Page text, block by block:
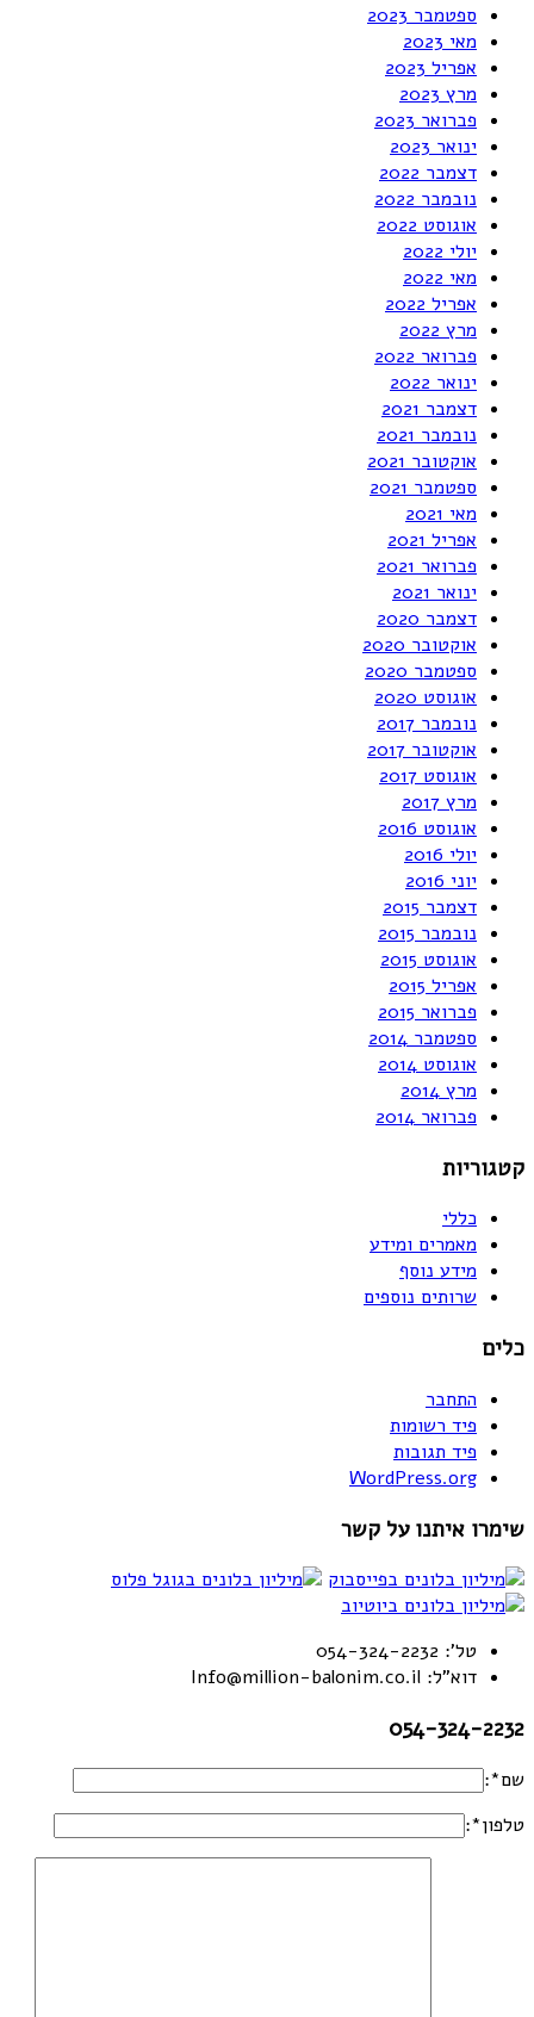
ספטמבר 2023
מאי 2023
אפריל 2023
מרץ 2023
פברואר 2023
ינואר 2023
דצמבר 2022
נובמבר 2022
אוגוסט 2022
יולי 2022
מאי 2022
אפריל 2022
מרץ 2022
פברואר 2022
ינואר 2022
דצמבר 2021
נובמבר 2021
אוקטובר 2021
ספטמבר 2021
מאי 2021
אפריל 2021
פברואר 2021
ינואר 2021
דצמבר 2020
אוקטובר 2020
ספטמבר 2020
אוגוסט 2020
נובמבר 2017
אוקטובר 2017
אוגוסט 2017
מרץ 2017
אוגוסט 2016
יולי 2016
יוני 2016
דצמבר 2015
נובמבר 2015
אוגוסט 2015
אפריל 2015
פברואר 2015
ספטמבר 2014
אוגוסט 2014
מרץ 2014
פברואר 2014
קטגוריות
כללי
מאמרים ומידע
מידע נוסף
שרותים נוספים
כלים
התחבר
פיד רשומות
פיד תגובות
WordPress.org
שימרו איתנו על קשר
טל': 054-324-2232
דוא"ל: Info@million-balonim.co.il
054-324-2232
שם*:
טלפון*: